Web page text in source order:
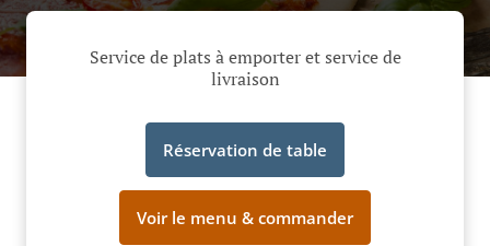
Service de plats à emporter et service de
livraison
Réservation de table
Voir le menu & commander